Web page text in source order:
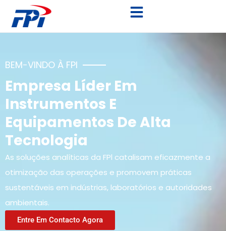
BEM-VINDO À FPI
Empresa Líder Em
Instrumentos E
Equipamentos De Alta
Tecnologia
As soluções analíticas da FPl catalisam eficazmente a
otimização das operações e promovem práticas
sustentáveis em indústrias, laboratórios e autoridades
ambientais.
Entre Em Contacto Agora